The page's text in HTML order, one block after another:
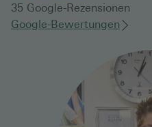
35 Google-Rezensionen
Google-Bewertungen